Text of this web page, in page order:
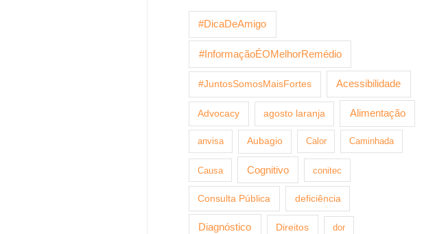
#DicaDeAmigo
#InformaçãoÉOMelhorRemédio
#JuntosSomosMaisFortes Acessibilidade
Advocacy agosto laranja Alimentação
anvisa Aubagio Calor Caminhada
Causa Cognitivo conitec
Consulta Pública deficiência
Diagnóstico Direitos dor